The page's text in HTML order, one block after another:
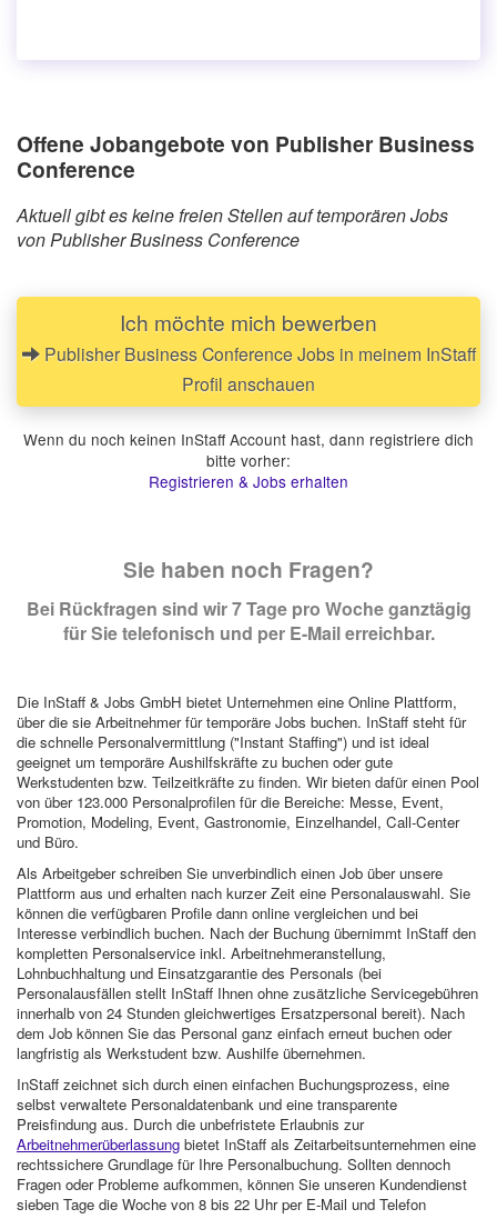
Offene Jobangebote von Publisher Business
Conference
Aktuell gibt es keine freien Stellen auf temporären Jobs
von Publisher Business Conference
Ich möchte mich bewerben
Publisher Business Conference Jobs in meinem InStaff
Profil anschauen
Wenn du noch keinen InStaff Account hast, dann registriere dich
bitte vorher:
Registrieren & Jobs erhalten
Sie haben noch Fragen?
Bei Rückfragen sind wir 7 Tage pro Woche ganztägig
für Sie telefonisch und per E-Mail erreichbar.
Die InStaff & Jobs GmbH bietet Unternehmen eine Online Plattform,
über die sie Arbeitnehmer für temporäre Jobs buchen. InStaff steht für
die schnelle Personalvermittlung ("Instant Staffing") und ist ideal
geeignet um temporäre Aushilfskräfte zu buchen oder gute
Werkstudenten bzw. Teilzeitkräfte zu finden. Wir bieten dafür einen Pool
von über 123.000 Personalprofilen für die Bereiche: Messe, Event,
Promotion, Modeling, Event, Gastronomie, Einzelhandel, Call-Center
und Büro.
Als Arbeitgeber schreiben Sie unverbindlich einen Job über unsere
Plattform aus und erhalten nach kurzer Zeit eine Personalauswahl. Sie
können die verfügbaren Profile dann online vergleichen und bei
Interesse verbindlich buchen. Nach der Buchung übernimmt InStaff den
kompletten Personalservice inkl. Arbeitnehmeranstellung,
Lohnbuchhaltung und Einsatzgarantie des Personals (bei
Personalausfällen stellt InStaff Ihnen ohne zusätzliche Servicegebühren
innerhalb von 24 Stunden gleichwertiges Ersatzpersonal bereit). Nach
dem Job können Sie das Personal ganz einfach erneut buchen oder
langfristig als Werkstudent bzw. Aushilfe übernehmen.
InStaff zeichnet sich durch einen einfachen Buchungsprozess, eine
selbst verwaltete Personaldatenbank und eine transparente
Preisfindung aus. Durch die unbefristete Erlaubnis zur
Arbeitnehmerüberlassung bietet InStaff als Zeitarbeitsunternehmen eine
rechtssichere Grundlage für Ihre Personalbuchung. Sollten dennoch
Fragen oder Probleme aufkommen, können Sie unseren Kundendienst
sieben Tage die Woche von 8 bis 22 Uhr per E-Mail und Telefon